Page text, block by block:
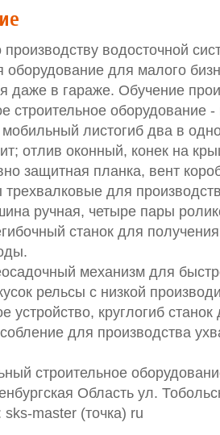
производству водосточной
оборудование для малого
даже в гараже. Обучение
строительное оборудование
листогиб два в
отлив оконный, конек на
защитная планка, вент
для
ручная, четыре пары
станок для
механизм для
рельсы с низкой
устройство, круглогиб
для производства
строительное
Область ул.
master (точка) ru